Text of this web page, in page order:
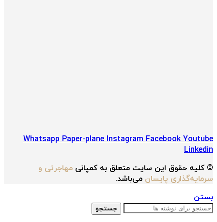
Whatsapp Paper-plane Instagram Facebook Youtube
Linkedin
© کلیه حقوق این سایت متعلق به کمپانی مهاجرتی و
سرمایه‌گذاری پایسان می‌باشد.
بستن
جستجو